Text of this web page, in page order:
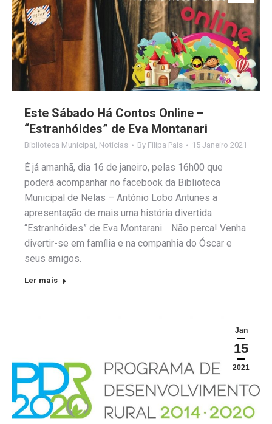
Este Sábado Há Contos Online –
“Estranhóides” de Eva Montanari
Biblioteca Municipal , Notícias By Filipa Pais 15 Janeiro 2021
É já amanhã, dia 16 de janeiro, pelas 16h00 que
poderá acompanhar no facebook da Biblioteca
Municipal de Nelas – António Lobo Antunes a
apresentação de mais uma história divertida
“Estranhóides” de Eva Montarani. Não perca! Venha
divertir-se em família e na companhia do Óscar e
seus amigos.
Ler mais
Jan
15
2021